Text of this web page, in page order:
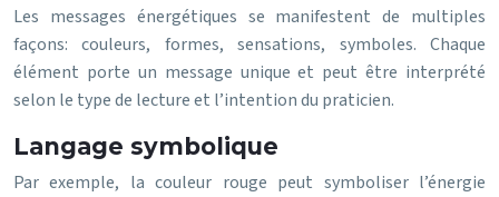
Les messages énergétiques se manifestent de multiples
façons: couleurs, formes, sensations, symboles. Chaque
élément porte un message unique et peut être interprété
selon le type de lecture et l’intention du praticien.
Langage symbolique
Par exemple, la couleur rouge peut symboliser l’énergie